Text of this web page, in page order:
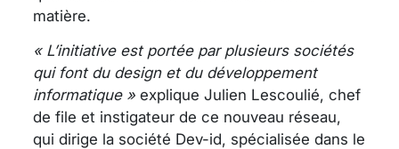
matière.
« L’initiative est portée par plusieurs sociétés
qui font du design et du développement
informatique » explique Julien Lescoulié, chef
de file et instigateur de ce nouveau réseau,
qui dirige la société Dev-id, spécialisée dans le